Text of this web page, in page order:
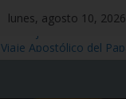
lunes, agosto 10, 2026
Mensaje #97